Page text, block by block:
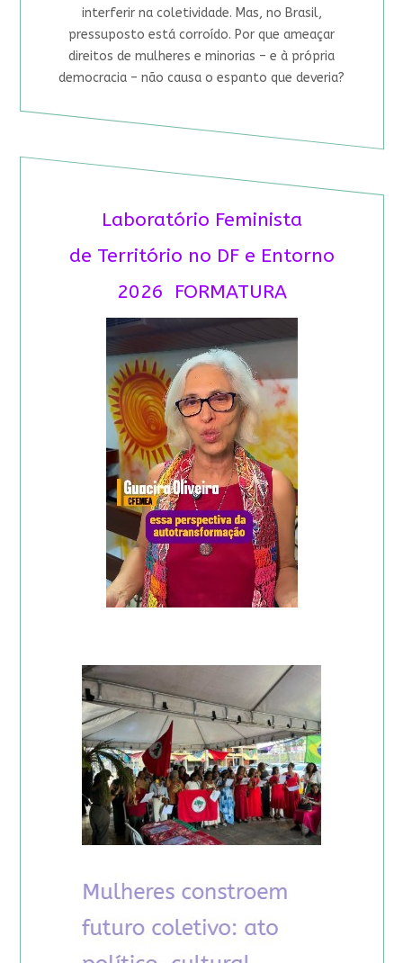
interferir na coletividade. Mas, no Brasil,
pressuposto está corroído. Por que ameaçar
direitos de mulheres e minorias – e à própria
democracia – não causa o espanto que deveria?
Laboratório Feminista
de Território no DF e Entorno
2026 FORMATURA